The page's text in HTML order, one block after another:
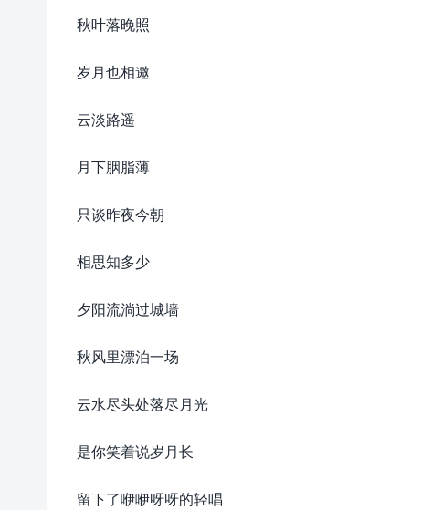
秋叶落晚照
岁月也相邀
云淡路遥
月下胭脂薄
只谈昨夜今朝
相思知多少
夕阳流淌过城墙
秋风里漂泊一场
云水尽头处落尽月光
是你笑着说岁月长
留下了咿咿呀呀的轻唱